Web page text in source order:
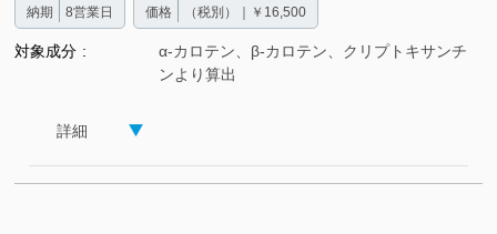
納期 8営業日 価格 （税別）｜￥16,500
対象成分
α-カロテン、β-カロテン、クリプトキサンチ
ンより算出
詳細